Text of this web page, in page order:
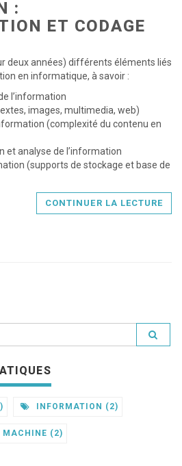
:
ET CODAGE
deux années) différents éléments liés
en informatique, à savoir :
l’information
images, multimedia, web)
(complexité du contenu en
et analyse de l’information
(supports de stockage et base de
CONTINUER LA LECTURE
INFORMATION (2)
MACHINE (2)